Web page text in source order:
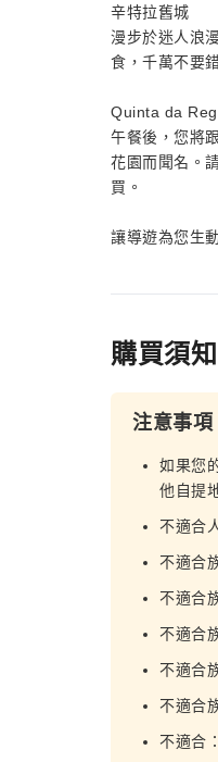
辛特拉舊城
漫步於迷人浪
食，千萬不要
Quinta da
午餐後，您將
花園而聞名。
買。
讓導遊為您生
購買須知
注意事項
如果您
他自提
不適合
不適合
不適合
不適合
不適合
不適合
不適合